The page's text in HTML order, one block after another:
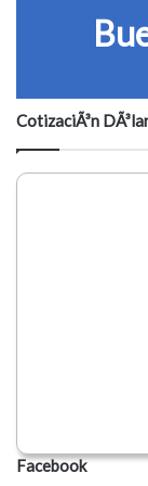
CotizaciÃ³n
Facebook